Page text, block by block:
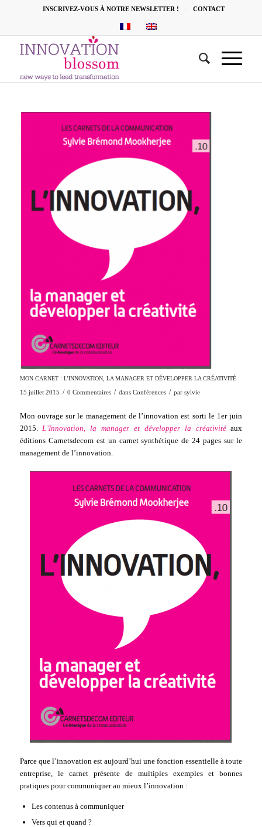
INSCRIVEZ-VOUS À NOTRE NEWSLETTER ! CONTACT
MON CARNET : L’INNOVATION, LA MANAGER ET DÉVELOPPER LA CRÉATIVITÉ
15 juillet 2015 / 0 Commentaires / dans Conférences / par sylvie
Mon ouvrage sur le management de l’innovation est sorti le 1er juin
2015. L’Innovation, la manager et développer la créativité aux
éditions Carnetsdecom est un carnet synthétique de 24 pages sur le
management de l’innovation.
Parce que l’innovation est aujourd’hui une fonction essentielle à toute
entreprise, le carnet présente de multiples exemples et bonnes
pratiques pour communiquer au mieux l’innovation :
Les contenus à communiquer
Vers qui et quand ?